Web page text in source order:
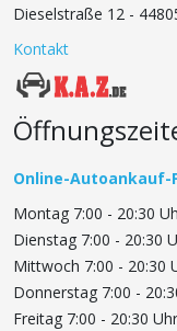
Dieselstraße 12 -
Kontakt
Online-Autoankauf-
Montag 7:00 - 20:30
Dienstag 7:00 - 20:30
Mittwoch 7:00 - 20:30
Donnerstag 7:00 -
Freitag 7:00 - 20:30 Uhr